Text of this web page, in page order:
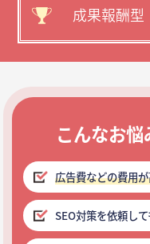
成果報酬型
こんなお悩
広告費などの費用
SEO対策を依頼し